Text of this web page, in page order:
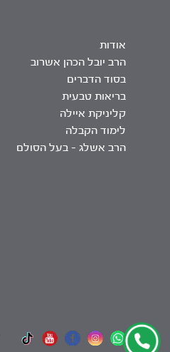
אודות
הרב יובל הכהן אשרוב
בסוד הדברים
בריאות טבעית
קליניקת איילה
לימוד הקבלה
הרב אשלג – בעל הסולם